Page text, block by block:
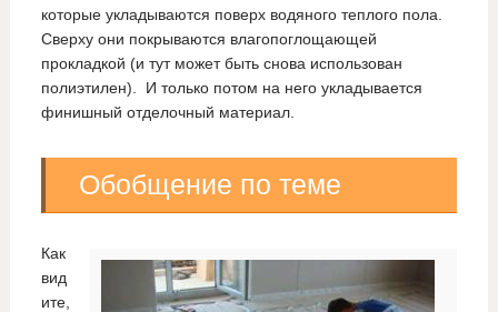
которые укладываются поверх водяного теплого пола.
Сверху они покрываются влагопоглощающей
прокладкой (и тут может быть снова использован
полиэтилен). И только потом на него укладывается
финишный отделочный материал.
Обобщение по теме
Как
вид
ите,